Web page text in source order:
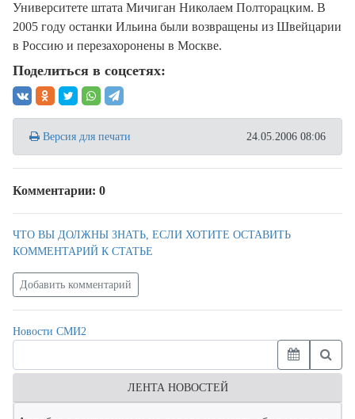
Университете штата Мичиган Николаем Полторацким. В
2005 году останки Ильина были возвращены из Швейцарии
в Россию и перезахоронены в Москве.
Поделиться в соцсетях:
Версия для печати 24.05.2006 08:06
Комментарии: 0
ЧТО ВЫ ДОЛЖНЫ ЗНАТЬ, ЕСЛИ ХОТИТЕ ОСТАВИТЬ
КОММЕНТАРИЙ К СТАТЬЕ
Добавить комментарий
Новости СМИ2
ЛЕНТА НОВОСТЕЙ